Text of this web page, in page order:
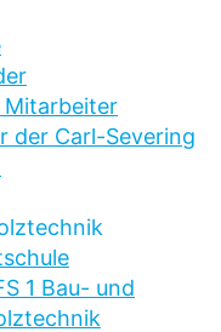
der Carl-Severing
1 Bau- und